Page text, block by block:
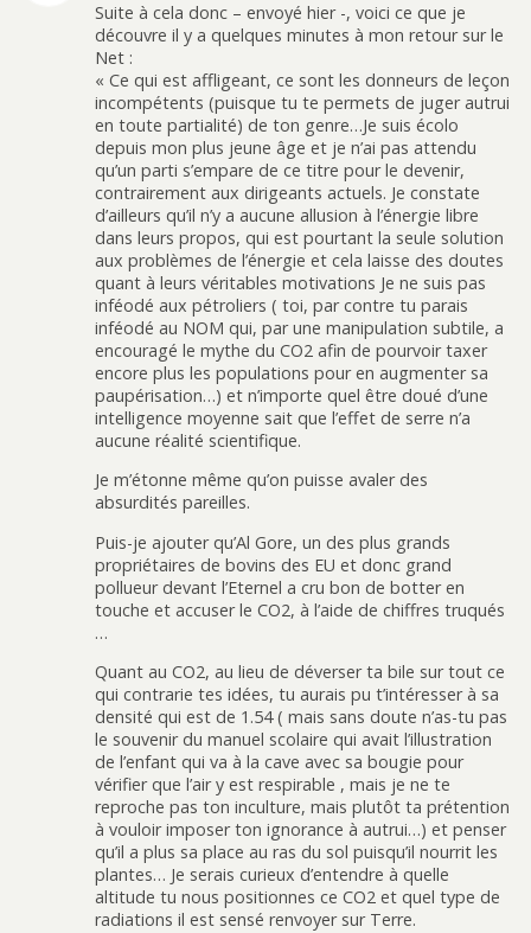
Suite à cela donc – envoyé hier -, voici ce que je
découvre il y a quelques minutes à mon retour sur le
Net :
« Ce qui est affligeant, ce sont les donneurs de leçon
incompétents (puisque tu te permets de juger autrui
en toute partialité) de ton genre…Je suis écolo
depuis mon plus jeune âge et je n’ai pas attendu
qu’un parti s’empare de ce titre pour le devenir,
contrairement aux dirigeants actuels. Je constate
d’ailleurs qu’il n’y a aucune allusion à l’énergie libre
dans leurs propos, qui est pourtant la seule solution
aux problèmes de l’énergie et cela laisse des doutes
quant à leurs véritables motivations Je ne suis pas
inféodé aux pétroliers ( toi, par contre tu parais
inféodé au NOM qui, par une manipulation subtile, a
encouragé le mythe du CO2 afin de pourvoir taxer
encore plus les populations pour en augmenter sa
paupérisation…) et n’importe quel être doué d’une
intelligence moyenne sait que l’effet de serre n’a
aucune réalité scientifique.
Je m’étonne même qu’on puisse avaler des
absurdités pareilles.
Puis-je ajouter qu’Al Gore, un des plus grands
propriétaires de bovins des EU et donc grand
pollueur devant l’Eternel a cru bon de botter en
touche et accuser le CO2, à l’aide de chiffres truqués
…
Quant au CO2, au lieu de déverser ta bile sur tout ce
qui contrarie tes idées, tu aurais pu t’intéresser à sa
densité qui est de 1.54 ( mais sans doute n’as-tu pas
le souvenir du manuel scolaire qui avait l’illustration
de l’enfant qui va à la cave avec sa bougie pour
vérifier que l’air y est respirable , mais je ne te
reproche pas ton inculture, mais plutôt ta prétention
à vouloir imposer ton ignorance à autrui…) et penser
qu’il a plus sa place au ras du sol puisqu’il nourrit les
plantes… Je serais curieux d’entendre à quelle
altitude tu nous positionnes ce CO2 et quel type de
radiations il est sensé renvoyer sur Terre.